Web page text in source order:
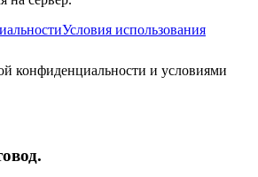
Условия использования
конфиденциальности и условиями